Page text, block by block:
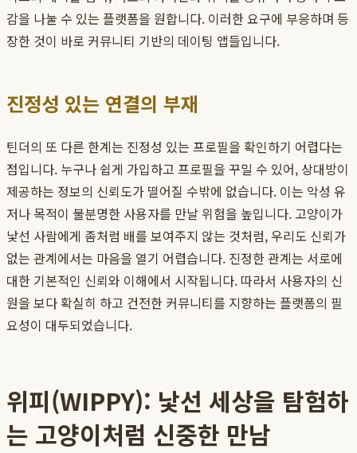
감을 나눌 수 있는 플랫폼을 원합니다. 이러한 요구에 부응하며 등
장한 것이 바로 커뮤니티 기반의 데이팅 앱들입니다.
진정성 있는 연결의 부재
틴더의 또 다른 한계는 진정성 있는 프로필을 확인하기 어렵다는
점입니다. 누구나 쉽게 가입하고 프로필을 꾸밀 수 있어, 상대방이
제공하는 정보의 신뢰도가 떨어질 수밖에 없습니다. 이는 악성 유
저나 목적이 불분명한 사용자를 만날 위험을 높입니다. 고양이가
낯선 사람에게 좀처럼 배를 보여주지 않는 것처럼, 우리도 신뢰가
없는 관계에서는 마음을 열기 어렵습니다. 진정한 관계는 서로에
대한 기본적인 신뢰와 이해에서 시작됩니다. 따라서 사용자의 신
원을 보다 확실히 하고 건전한 커뮤니티를 지향하는 플랫폼의 필
요성이 대두되었습니다.
위피(WIPPY): 낯선 세상을 탐험하
는 고양이처럼 신중한 만남